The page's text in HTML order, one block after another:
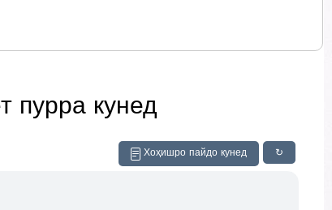
пурра кунед
↻
Хоҳишро пайдо кунед